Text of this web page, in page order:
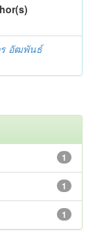
อัฒพันธ์
1
1
1